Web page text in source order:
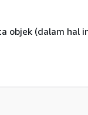
objek (dalam hal